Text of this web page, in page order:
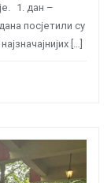
1. дан –
посјетили су
[…]